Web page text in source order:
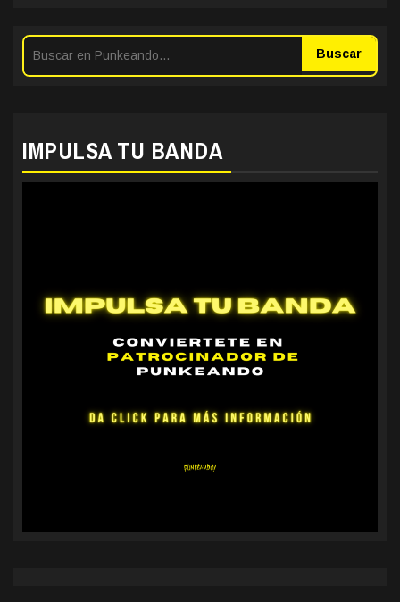
Buscar
IMPULSA TU BANDA